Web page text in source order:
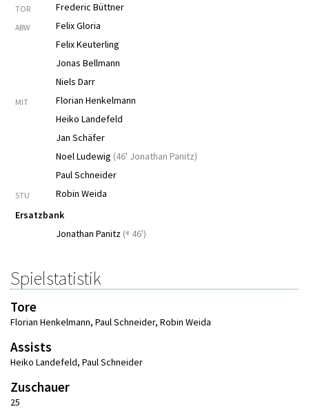
TOR Frederic Büttner
ABW
Felix Gloria
Felix Keuterling
Jonas Bellmann
Niels Darr
MIT
Florian Henkelmann
Heiko Landefeld
Jan Schäfer
Noel Ludewig (46' Jonathan Panitz)
Paul Schneider
STU
Robin Weida
Ersatzbank
Jonathan Panitz ( 46')
Spielstatistik
Tore
Florian Henkelmann, Paul Schneider, Robin Weida
Assists
Heiko Landefeld, Paul Schneider
Zuschauer
25